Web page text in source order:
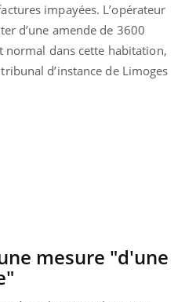
impayées. L’opérateur
d’une amende de 3600
normal dans cette habitation,
d’instance de Limoges
mesure "d'une